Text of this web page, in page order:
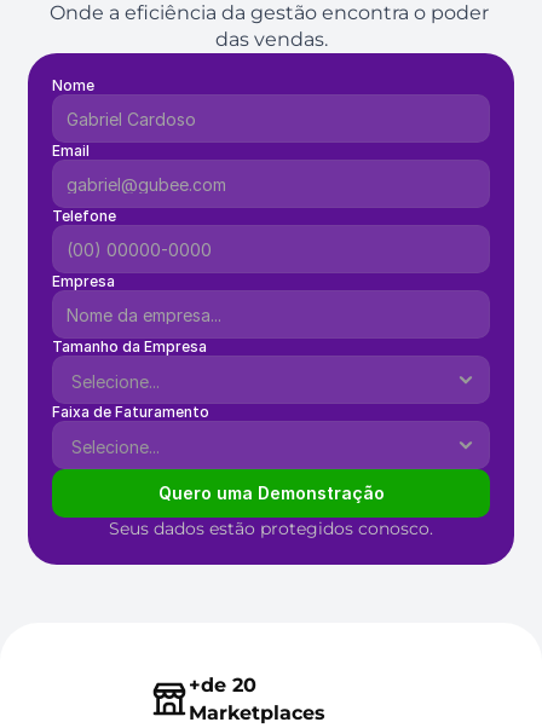
Onde a eficiência da gestão encontra o poder
das vendas.
Nome
Email
Telefone
Empresa
Tamanho da Empresa
Faixa de Faturamento
Quero uma Demonstração
Seus dados estão protegidos conosco.
+de 20
Marketplaces